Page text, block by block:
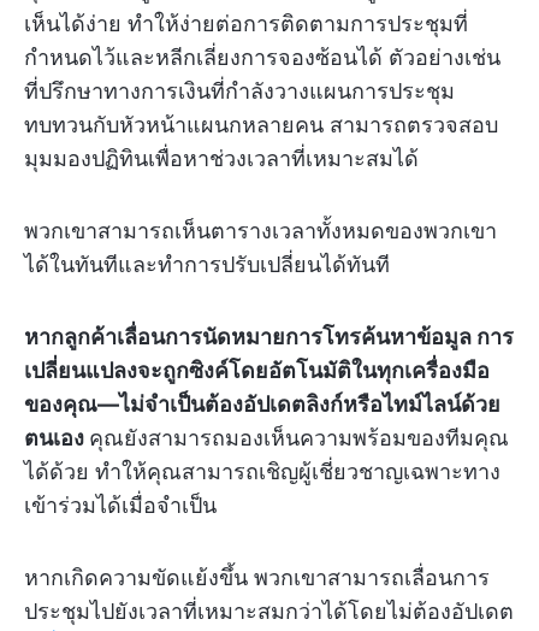
เห็นได้ง่าย ทำให้ง่ายต่อการติดตามการประชุมที่
กำหนดไว้และหลีกเลี่ยงการจองซ้อนได้ ตัวอย่างเช่น
ที่ปรึกษาทางการเงินที่กำลังวางแผนการประชุม
ทบทวนกับหัวหน้าแผนกหลายคน สามารถตรวจสอบ
มุมมองปฏิทินเพื่อหาช่วงเวลาที่เหมาะสมได้
พวกเขาสามารถเห็นตารางเวลาทั้งหมดของพวกเขา
ได้ในทันทีและทำการปรับเปลี่ยนได้ทันที
หากลูกค้าเลื่อนการนัดหมายการโทรค้นหาข้อมูล การ
เปลี่ยนแปลงจะถูกซิงค์โดยอัตโนมัติในทุกเครื่องมือ
ของคุณ—ไม่จำเป็นต้องอัปเดตลิงก์หรือไทม์ไลน์ด้วย
ตนเอง คุณยังสามารถมองเห็นความพร้อมของทีมคุณ
ได้ด้วย ทำให้คุณสามารถเชิญผู้เชี่ยวชาญเฉพาะทาง
เข้าร่วมได้เมื่อจำเป็น
หากเกิดความขัดแย้งขึ้น พวกเขาสามารถเลื่อนการ
ประชุมไปยังเวลาที่เหมาะสมกว่าได้โดยไม่ต้องอัปเดต